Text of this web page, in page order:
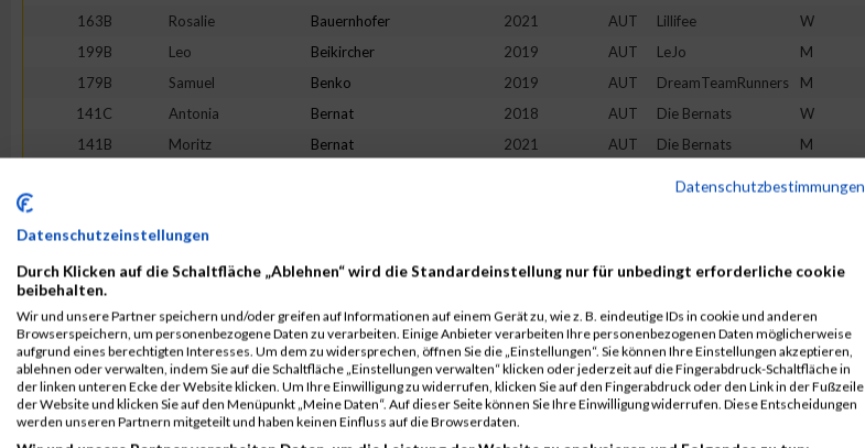
163B
Rosalie Bauernhofer 2021 AUT Lillifee
W
199B
Leo Beikircher 2019 AUT LeJo
M
179B
Samuel Benko 2019 AUT DreamTeamRunners
M
141C
Antonia Bernat 2018 AUT Die Bernats
W
141B
Moritz Bernat 2021 AUT Die Bernats
M
265B
Luisa
265C
Moritz Boruta 2022 AUT Die Lorutas
M
39B
201B
Lorenz Buchhäusl 2021 AUT Team Lorenz
M
129B
Lena Cingesar 2020 AUT Cingesar
W
Jonas
Crnkic 2018 AUT DENI
M
Noah
Crnkic 2021
Datenschutzbestimmungen
Datenschutzeinstellungen
Durch Klicken auf die Schaltfläche „Ablehnen“ wird die Standardeinstellung nur für unbedingt erforderliche cookie
beibehalten.
Wir und unsere Partner speichern und/oder greifen auf Informationen auf einem Gerät zu, wie z. B. eindeutige IDs in cookie und anderen
Browserspeichern, um personenbezogene Daten zu verarbeiten. Einige Anbieter verarbeiten Ihre personenbezogenen Daten möglicherweise
aufgrund eines berechtigten Interesses. Um dem zu widersprechen, öffnen Sie die „Einstellungen“. Sie können Ihre Einstellungen akzeptieren,
ablehnen oder verwalten, indem Sie auf die Schaltfläche „Einstellungen verwalten“ klicken oder jederzeit auf die Fingerabdruck-Schaltfläche in
der linken unteren Ecke der Website klicken. Um Ihre Einwilligung zu widerrufen, klicken Sie auf den Fingerabdruck oder den Link in der Fußzeile
der Website und klicken Sie auf den Menüpunkt „Meine Daten“. Auf dieser Seite können Sie Ihre Einwilligung widerrufen. Diese Entscheidungen
werden unseren Partnern mitgeteilt und haben keinen Einfluss auf die Browserdaten.